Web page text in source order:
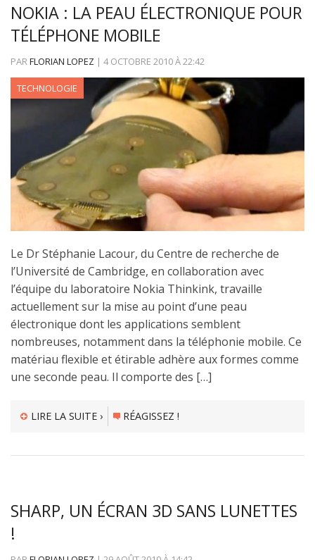
NOKIA : LA PEAU ÉLECTRONIQUE POUR
TÉLÉPHONE MOBILE
PARFLORIAN LOPEZ | 4 OCTOBRE 2010À22:42
TECHNOLOGIE
Le Dr Stéphanie Lacour, du Centre de recherche de
l’Université de Cambridge, en collaboration avec
l’équipe du laboratoire Nokia Thinkink, travaille
actuellement sur la mise au point d’une peau
électronique dont les applications semblent
nombreuses, notamment dans la téléphonie mobile. Ce
matériau flexible et étirable adhère aux formes comme
une seconde peau. Il comporte des […]
LIRE LA SUITE › RÉAGISSEZ !
SHARP, UN ÉCRAN 3D SANS LUNETTES
!